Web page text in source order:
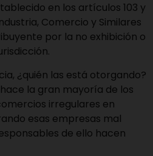
en los artículos 103 y
Comercio y Similares
por la no exhibición o
¿quién las está otorgando?
la gran mayoría de los
irregulares en
esas empresas mal
de ello hacen